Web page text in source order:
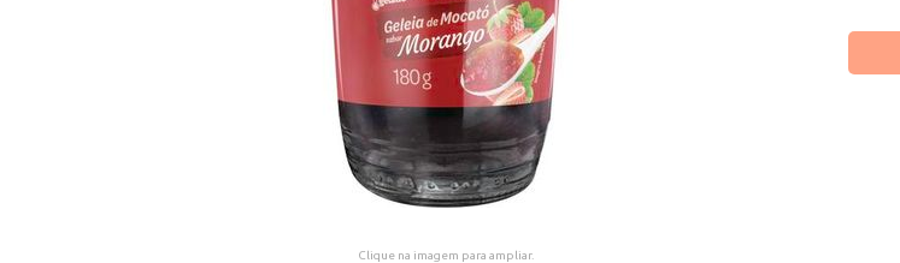
Clique na imagem para ampliar.